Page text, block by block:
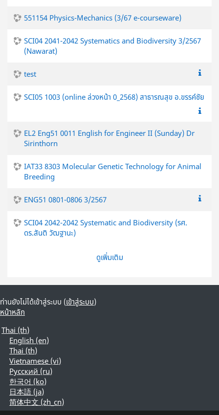
551154 Physics-Mechanics (3/67 e-courseware)
SCI04 2041-2042 Systematics and Biodiversity 3/2567
(Nawarat)
test
SCI05 1003 (online ล่วงหน้า 0_2568) สาธารณสุข อ.ขรรค์ชัย
EL2 Eng51 0011 English for Engineer II (Sunday) Dr
Sirinthorn
IAT33 8303 Molecular Genetic Technology for Animal
Breeding
ENG51 0801-0806 3/2567
SCI04 2042-2042 Systematic and Biodiversity (รศ.
ดร.สันติ วัฒฐานะ)
ดูเพิ่มเติม
ท่านยังไม่ได้เข้าสู่ระบบ (เข้าสู่ระบบ)
หน้าหลัก
Thai ‎(th)‎
English ‎(en)‎
Thai ‎(th)‎
Vietnamese ‎(vi)‎
Русский ‎(ru)‎
한국어 ‎(ko)‎
日本語 ‎(ja)‎
简体中文 ‎(zh_cn)‎